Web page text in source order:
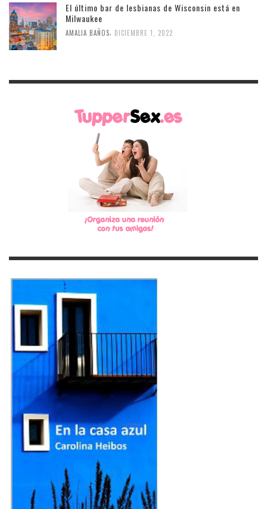
El último bar de lesbianas de Wisconsin está en
Milwaukee
AMALIA BAÑOS DICIEMBRE 1, 2022